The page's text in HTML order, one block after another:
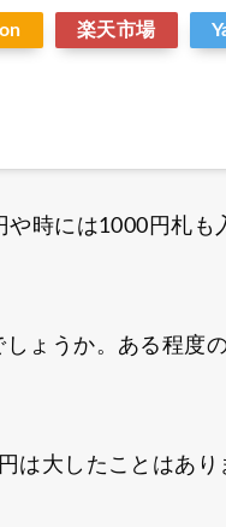
楽天市場
時には1000円札も
ょうか。ある程度
は大したことはあ